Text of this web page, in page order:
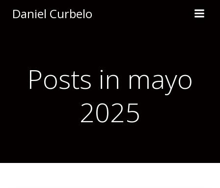
Daniel Curbelo
Posts in mayo
2025